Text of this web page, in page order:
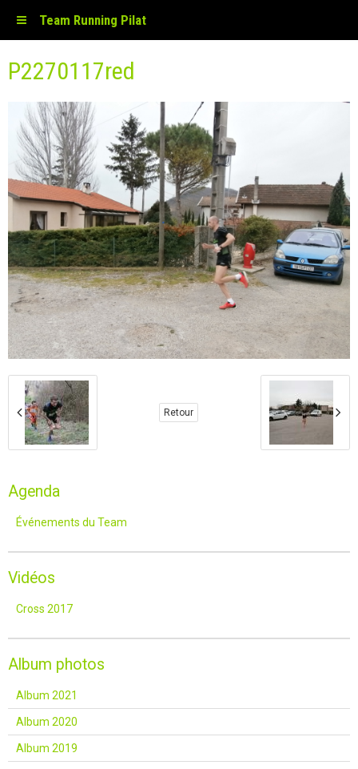
Team Running Pilat
P2270117red
Retour
Agenda
Événements du Team
Vidéos
Cross 2017
Album photos
Album 2021
Album 2020
Album 2019